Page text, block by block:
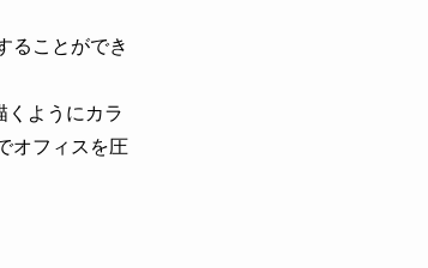
ることができ
くようにカラ
オフィスを圧